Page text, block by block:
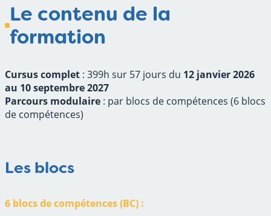
Le contenu de la
formation
Cursus complet : 399h sur 57 jours du 12 janvier 2026
au 10 septembre 2027
Parcours modulaire : par blocs de compétences (6 blocs
de compétences)
Les blocs
6 blocs de compétences (BC) :